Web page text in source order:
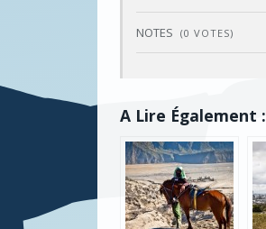
NOTES (0 VOTES)
A Lire Également :